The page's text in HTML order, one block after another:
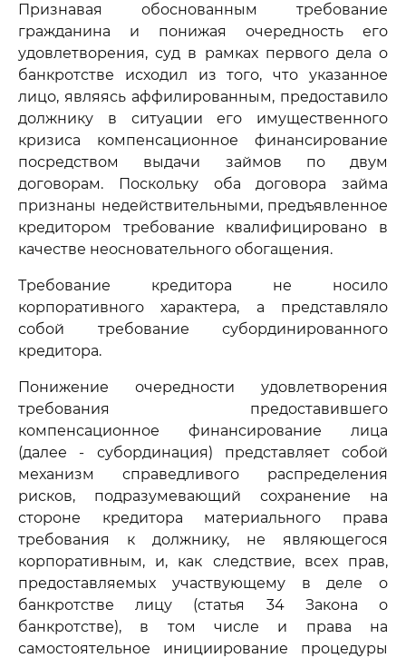
Признавая обоснованным требование
гражданина и понижая очередность его
удовлетворения, суд в рамках первого дела о
банкротстве исходил из того, что указанное
лицо, являясь аффилированным, предоставило
должнику в ситуации его имущественного
кризиса компенсационное финансирование
посредством выдачи займов по двум
договорам. Поскольку оба договора займа
признаны недействительными, предъявленное
кредитором требование квалифицировано в
качестве неосновательного обогащения.
Требование кредитора не носило
корпоративного характера, а представляло
собой требование субординированного
кредитора.
Понижение очередности удовлетворения
требования предоставившего
компенсационное финансирование лица
(далее - субординация) представляет собой
механизм справедливого распределения
рисков, подразумевающий сохранение на
стороне кредитора материального права
требования к должнику, не являющегося
корпоративным, и, как следствие, всех прав,
предоставляемых участвующему в деле о
банкротстве лицу (статья 34 Закона о
банкротстве), в том числе и права на
самостоятельное инициирование процедуры